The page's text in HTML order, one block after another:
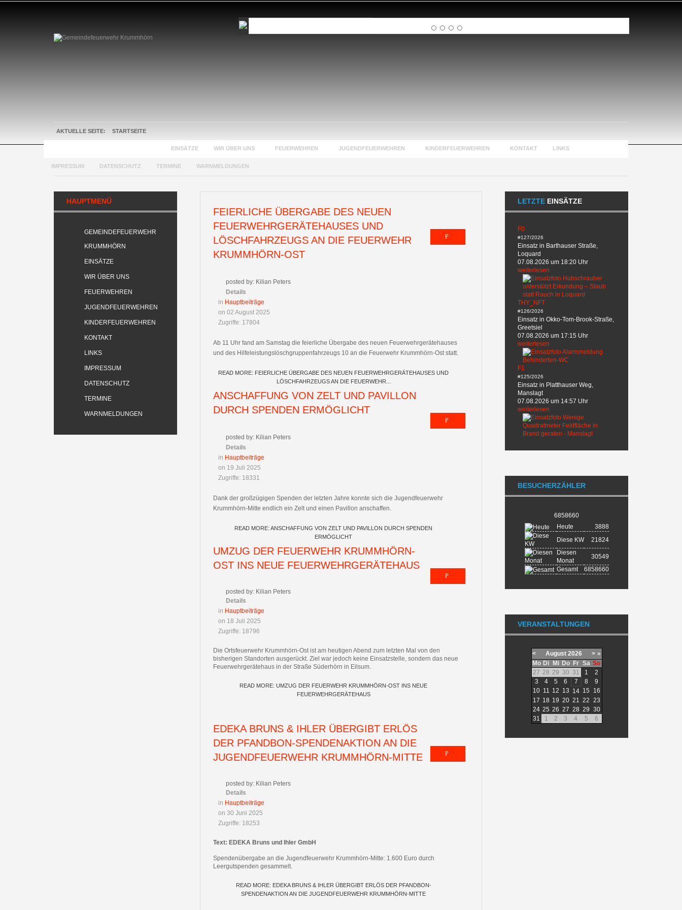
...
AKTUELLE SEITE: STARTSEITE
EINSÄTZE WIR ÜBER UNS FEUERWEHREN JUGENDFEUERWEHREN KINDERFEUERWEHREN KONTAKT LINKS
IMPRESSUM DATENSCHUTZ TERMINE WARNMELDUNGEN
HAUPTMENÜ
GEMEINDEFEUERWEHR
KRUMMHÖRN
EINSÄTZE
WIR ÜBER UNS
FEUERWEHREN
JUGENDFEUERWEHREN
KINDERFEUERWEHREN
KONTAKT
LINKS
IMPRESSUM
DATENSCHUTZ
TERMINE
WARNMELDUNGEN
FEIERLICHE ÜBERGABE DES NEUEN
FEUERWEHRGERÄTEHAUSES UND
LÖSCHFAHRZEUGS AN DIE FEUERWEHR
KRUMMHÖRN-OST
posted by: Kilian Peters
Details
in Hauptbeiträge
on 02 August 2025
Zugriffe: 17804
Ab 11 Uhr fand am Samstag die feierliche Übergabe des neuen Feuerwehrgerätehauses
und des Hilfeleistungslöschgruppenfahrzeugs 10 an die Feuerwehr Krummhörn-Ost statt.
READ MORE: FEIERLICHE ÜBERGABE DES NEUEN FEUERWEHRGERÄTEHAUSES UND
LÖSCHFAHRZEUGS AN DIE FEUERWEHR...
ANSCHAFFUNG VON ZELT UND PAVILLON
DURCH SPENDEN ERMÖGLICHT
posted by: Kilian Peters
Details
in Hauptbeiträge
on 19 Juli 2025
Zugriffe: 18331
Dank der großzügigen Spenden der letzten Jahre konnte sich die Jugendfeuerwehr
Krummhörn-Mitte endlich ein Zelt und einen Pavillon anschaffen.
READ MORE: ANSCHAFFUNG VON ZELT UND PAVILLON DURCH SPENDEN
ERMÖGLICHT
UMZUG DER FEUERWEHR KRUMMHÖRN-
OST INS NEUE FEUERWEHRGERÄTEHAUS
posted by: Kilian Peters
Details
in Hauptbeiträge
on 18 Juli 2025
Zugriffe: 18796
Die Ortsfeuerwehr Krummhörn-Ost ist am heutigen Abend zum letzten Mal von den
bisherigen Standorten ausgerückt. Ziel war jedoch keine Einsatzstelle, sondern das neue
Feuerwehrgerätehaus in der Straße Süderhörn in Eilsum.
READ MORE: UMZUG DER FEUERWEHR KRUMMHÖRN-OST INS NEUE
FEUERWEHRGERÄTEHAUS
EDEKA BRUNS & IHLER ÜBERGIBT ERLÖS
DER PFANDBON-SPENDENAKTION AN DIE
JUGENDFEUERWEHR KRUMMHÖRN-MITTE
posted by: Kilian Peters
Details
in Hauptbeiträge
on 30 Juni 2025
Zugriffe: 18253
Text: EDEKA Bruns und Ihler GmbH
Spendenübergabe an die Jugendfeuerwehr Krummhörn-Mitte: 1.600 Euro durch
Leergutspenden gesammelt.
READ MORE: EDEKA BRUNS & IHLER ÜBERGIBT ERLÖS DER PFANDBON-
SPENDENAKTION AN DIE JUGENDFEUERWEHR KRUMMHÖRN-MITTE
LETZTE EINSÄTZE
F0
#127/2026
Einsatz in Barthauser Straße,
Loquard
07.08.2026 um 18:20 Uhr
weiterlesen
THY_NFT
#126/2026
Einsatz in Okko-Tom-Brook-Straße,
Greetsiel
07.08.2026 um 17:15 Uhr
weiterlesen
F1
#125/2026
Einsatz in Platthauser Weg,
Manslagt
07.08.2026 um 14:57 Uhr
weiterlesen
BESUCHERZÄHLER
6858660
Heute
3888
Diese KW
21824
Diesen
Monat
30549
Gesamt
6858660
VERANSTALTUNGEN
< August 2026 > »
Mo Di Mi Do Fr Sa So
27 28 29 30 31 1
2
3
4 5 6 7 8
9
10 11 12 13 14 15
16
17 18 19 20 21 22 23
24 25 26 27 28 29 30
31
1 2 3 4 5 6